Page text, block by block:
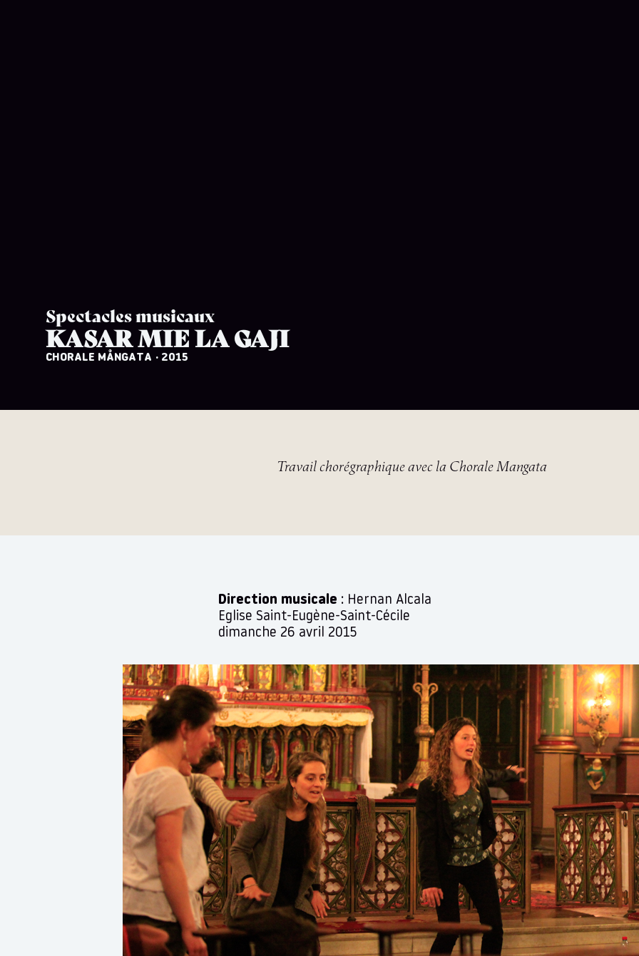
Spectacles musicaux
KASAR MIE LA GAJI
CHORALE MÅNGATA · 2015
Travail chorégraphique avec la Chorale Mangata
Direction musicale : Hernan Alcala
Eglise Saint-Eugène-Saint-Cécile
dimanche 26 avril 2015